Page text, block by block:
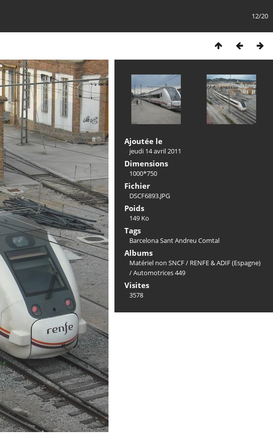
12/20
Ajoutée le
jeudi 14 avril 2011
Dimensions
1000*750
Fichier
DSCF6893.JPG
Poids
149 Ko
Tags
Barcelona Sant Andreu Comtal
Albums
Matériel non SNCF/ RENFE & ADIF (Espagne)
/Automotrices 449
Visites
3578